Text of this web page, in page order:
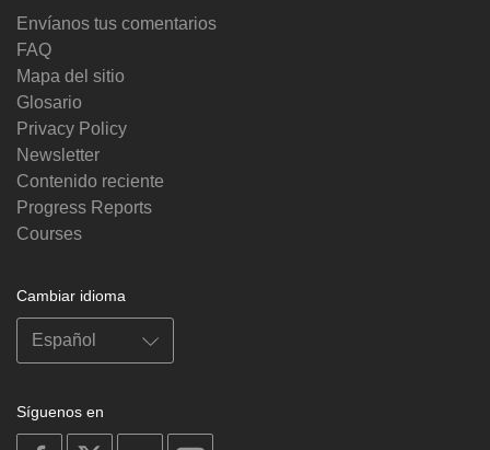
Envíanos tus comentarios
FAQ
Mapa del sitio
Glosario
Privacy Policy
Newsletter
Contenido reciente
Progress Reports
Courses
Cambiar idioma
Síguenos en
on